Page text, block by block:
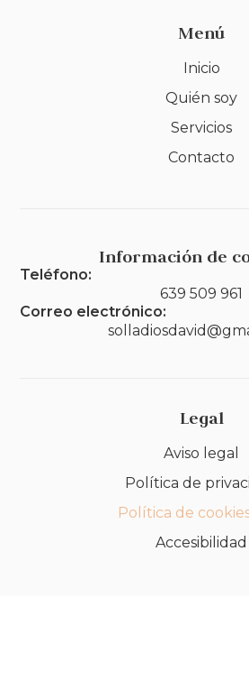
Menú
Inicio
Quién soy
Servicios
Contacto
Información de
Teléfono:
639 509 961
Correo electrónico:
Legal
Aviso legal
Política de
Política de
Accesibilidad